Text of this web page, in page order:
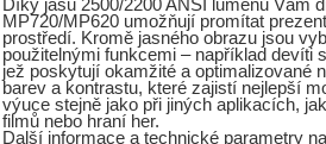
Díky jasu 2500/2200 ANSI lumenů Vám
MP720/MP620 umožňují promítat
prostředí. Kromě jasného obrazu jsou
použitelnými funkcemi – například devíti
jež poskytují okamžité a optimalizované
barev a kontrastu, které zajistí nejlepší
výuce stejně jako při jiných aplikacích,
filmů nebo hraní her.
Další informace a technické parametry